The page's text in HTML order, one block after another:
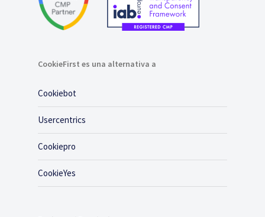
CookieFirst es una alternativa a
Cookiebot
Usercentrics
Cookiepro
CookieYes